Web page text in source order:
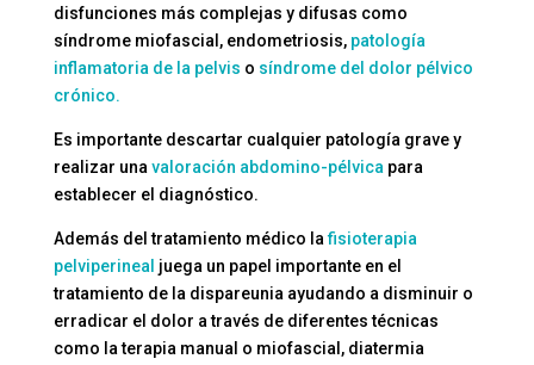
disfunciones más complejas y difusas como
síndrome miofascial, endometriosis, patología
inflamatoria de la pelvis o síndrome del dolor pélvico
crónico.
Es importante descartar cualquier patología grave y
realizar unavaloración abdomino-pélvicapara
establecer el diagnóstico.
Además del tratamiento médico lafisioterapia
pelviperineal juega un papel importante en el
tratamiento de la dispareunia ayudando a disminuir o
erradicar el dolor a través de diferentes técnicas
como la terapia manual o miofascial, diatermia